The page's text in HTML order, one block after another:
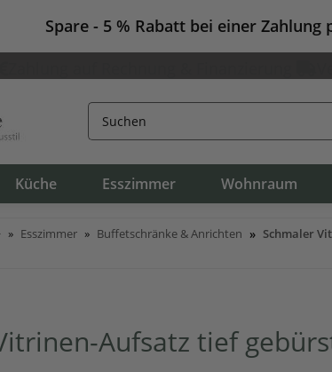
Spare - 5 % Rabatt bei einer
Küche Esszimmer Wohnraum
Esszimmer Buffetschränke & Anrichten Schmaler
Aufsatz tief